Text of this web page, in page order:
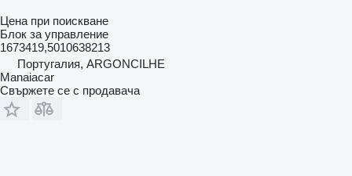
Цена при поискване
Блок за управление
1673419,5010638213
Португалия, ARGONCILHE
Manaiacar
Свържете се с продавача